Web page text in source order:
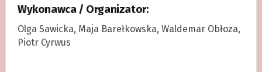
Wykonawca / Organizator:
Olga Sawicka, Maja Barełkowska, Waldemar Obłoza,
Piotr Cyrwus